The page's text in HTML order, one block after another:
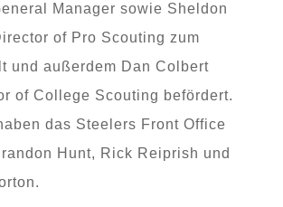
Manager sowie Sheldon
of Pro Scouting zum
und außerdem Dan Colbert
of College Scouting befördert.
das Steelers Front Office
Hunt, Rick Reiprish und